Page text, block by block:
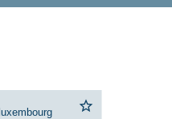
luxembourg